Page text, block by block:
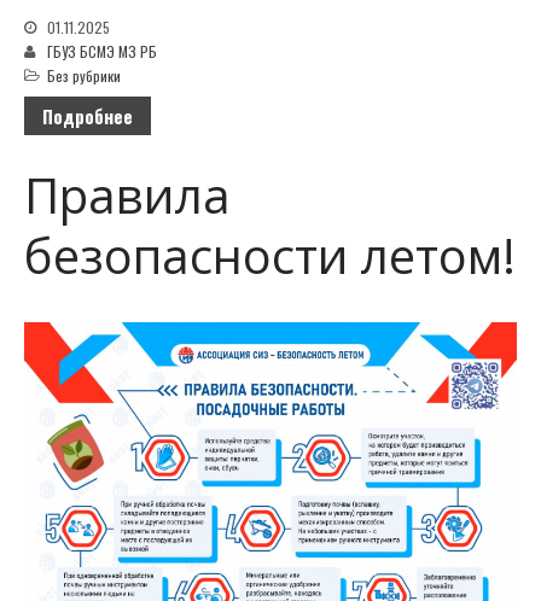
01.11.2025
ГБУЗ БСМЭ МЗ РБ
Без рубрики
Подробнее
Правила
безопасности летом!